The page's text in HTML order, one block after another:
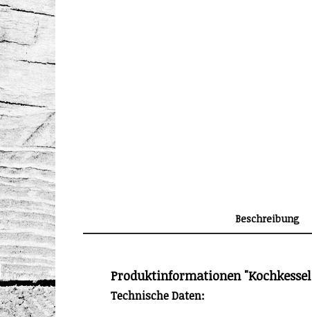
Beschreibung
Produktinformationen "Kochkessel
Technische Daten: